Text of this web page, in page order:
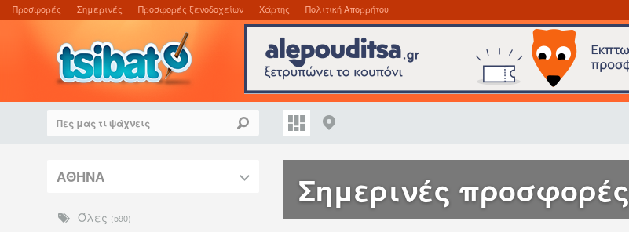
Προσφορές Σημερινές Προσφορές ξενοδοχείων Χάρτης Πολιτική Απορρήτου
ΑΘΗΝΑ
Όλες (590)
Σημερινές προσφορές